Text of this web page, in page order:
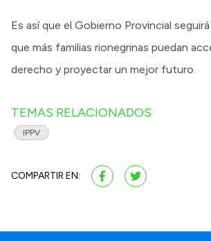
Es así que el Gobierno Provincial
que más familias rionegrinas puedan
derecho y proyectar un mejor futuro.
TEMAS RELACIONADOS
IPPV
COMPARTIR EN: